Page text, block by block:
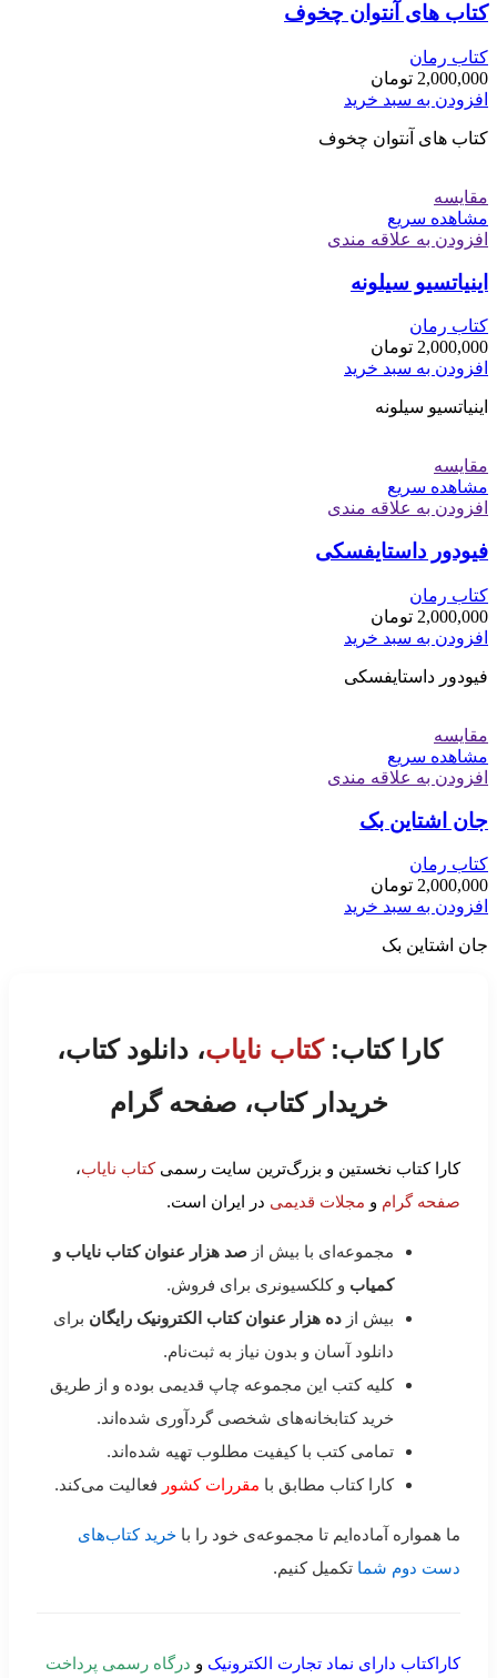
کتاب های آنتوان چخوف
کتاب رمان
2,000,000 تومان
افزودن به سبد خرید
کتاب های آنتوان چخوف
مقایسه
مشاهده سریع
افزودن به علاقه مندی
اینیاتسیو سیلونه
کتاب رمان
2,000,000 تومان
افزودن به سبد خرید
اینیاتسیو سیلونه
مقایسه
مشاهده سریع
افزودن به علاقه مندی
فیودور داستایفسکی
کتاب رمان
2,000,000 تومان
افزودن به سبد خرید
فیودور داستایفسکی
مقایسه
مشاهده سریع
افزودن به علاقه مندی
جان اشتاین بک
کتاب رمان
2,000,000 تومان
افزودن به سبد خرید
جان اشتاین بک
کارا کتاب:کتاب نایاب، دانلود کتاب،
خریدار کتاب، صفحه گرام
کارا کتاب نخستین و بزرگ‌ترین سایت رسمیکتاب نایاب،
صفحه گرام و مجلات قدیمی در ایران است.
مجموعه‌ای با بیش از صد هزار عنوان کتاب نایاب و
کمیاب و کلکسیونری برای فروش.
بیش از ده هزار عنوان کتاب الکترونیک رایگان برای
دانلود آسان و بدون نیاز به ثبت‌نام.
کلیه کتب این مجموعه چاپ قدیمی بوده و از طریق
خرید کتابخانه‌های شخصی گردآوری شده‌اند.
تمامی کتب با کیفیت مطلوب تهیه شده‌اند.
کارا کتاب مطابق با مقررات کشور فعالیت می‌کند.
ما همواره آماده‌ایم تا مجموعه‌ی خود را با خرید کتاب‌های
دست دوم شما تکمیل کنیم.
کاراکتاب دارای نماد تجارت الکترونیک و درگاه رسمی پرداخت